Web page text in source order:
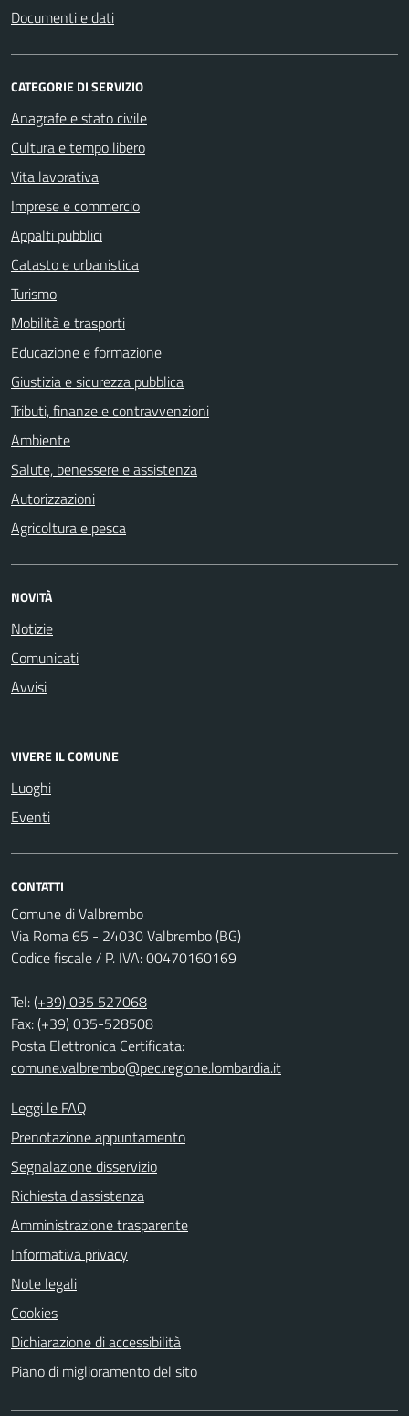
Documenti e dati
CATEGORIE DI SERVIZIO
Anagrafe e stato civile
Cultura e tempo libero
Vita lavorativa
Imprese e commercio
Appalti pubblici
Catasto e urbanistica
Turismo
Mobilità e trasporti
Educazione e formazione
Giustizia e sicurezza pubblica
Tributi, finanze e contravvenzioni
Ambiente
Salute, benessere e assistenza
Autorizzazioni
Agricoltura e pesca
NOVITÀ
Notizie
Comunicati
Avvisi
VIVERE IL COMUNE
Luoghi
Eventi
CONTATTI
Comune di Valbrembo
Via Roma 65 - 24030 Valbrembo (BG)
Codice fiscale / P. IVA: 00470160169
Tel:(+39) 035 527068
Fax: (+39) 035-528508
Posta Elettronica Certificata:
comune.valbrembo@pec.regione.lombardia.it
Leggi le FAQ
Prenotazione appuntamento
Segnalazione disservizio
Richiesta d'assistenza
Amministrazione trasparente
Informativa privacy
Note legali
Cookies
Dichiarazione di accessibilità
Piano di miglioramento del sito